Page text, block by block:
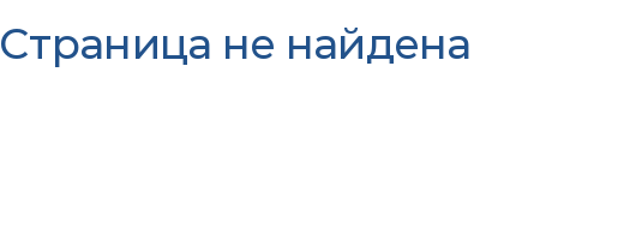
Cтраница не найдена